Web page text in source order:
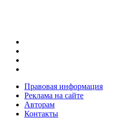
Правовая информация
Реклама на сайте
Авторам
Контакты